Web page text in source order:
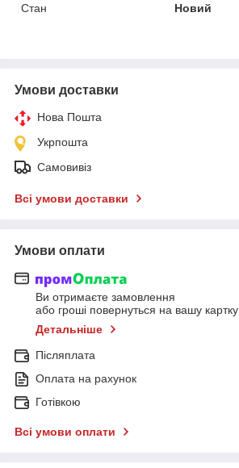
Стан
Новий
Умови доставки
Нова Пошта
Укрпошта
Самовивіз
Всі умови доставки
Умови оплати
Ви отримаєте замовлення
або гроші повернуться на вашу картку
Детальніше
Післяплата
Оплата на рахунок
Готівкою
Всі умови оплати